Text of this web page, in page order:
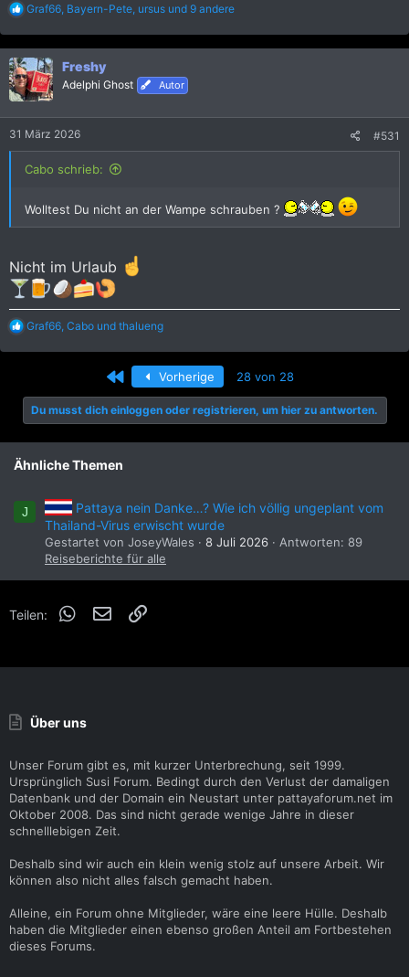
R
a
k
t
i
o
n
:
Graf66, Bayern-Pete, ursus und 9 andere
Freshy
Adelphi Ghost Autor
31 März 2026 #531
Cabo schrieb:
Wolltest Du nicht an der Wampe schrauben ?
Nicht im Urlaub
R
a
i
o
n
e
:
Graf66, Cabo und thalueng
Erste Vorherige 28 von 28
Du musst dich einloggen oder registrieren, um hier zu antworten.
Ähnliche Themen
J
Pattaya nein Danke…? Wie ich völlig ungeplant vom
Thailand-Virus erwischt wurde
Gestartet von JoseyWales 8 Juli 2026
Antworten: 89
Reiseberichte für alle
Teilen: WhatsApp
E-Mail
Über uns
Unser Forum gibt es, mit kurzer Unterbrechung, seit 1999.
Ursprünglich Susi Forum. Bedingt durch den Verlust der damaligen
Datenbank und der Domain ein Neustart unter pattayaforum.net im
Oktober 2008. Das sind nicht gerade wenige Jahre in dieser
schnelllebigen Zeit.
Deshalb sind wir auch ein klein wenig stolz auf unsere Arbeit. Wir
können also nicht alles falsch gemacht haben.
Alleine, ein Forum ohne Mitglieder, wäre eine leere Hülle. Deshalb
haben die Mitglieder einen ebenso großen Anteil am Fortbestehen
dieses Forums.